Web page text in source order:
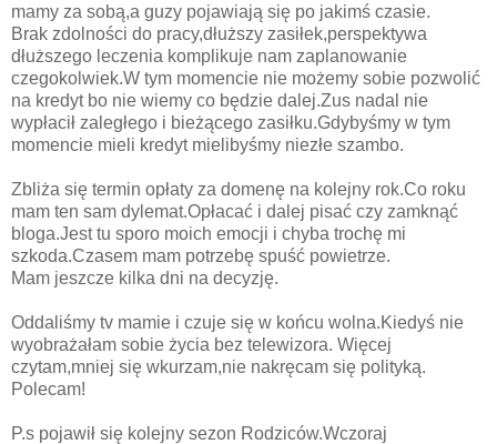
mamy za sobą,a guzy pojawiają się po jakimś czasie.
Brak zdolności do pracy,dłuższy zasiłek,perspektywa
dłuższego leczenia komplikuje nam zaplanowanie
czegokolwiek.W tym momencie nie możemy sobie pozwolić
na kredyt bo nie wiemy co będzie dalej.Zus nadal nie
wypłacił zaległego i bieżącego zasiłku.Gdybyśmy w tym
momencie mieli kredyt mielibyśmy niezłe szambo.
Zbliża się termin opłaty za domenę na kolejny rok.Co roku
mam ten sam dylemat.Opłacać i dalej pisać czy zamknąć
bloga.Jest tu sporo moich emocji i chyba trochę mi
szkoda.Czasem mam potrzebę spuść powietrze.
Mam jeszcze kilka dni na decyzję.
Oddaliśmy tv mamie i czuje się w końcu wolna.Kiedyś nie
wyobrażałam sobie życia bez telewizora. Więcej
czytam,mniej się wkurzam,nie nakręcam się polityką.
Polecam!
P.s pojawił się kolejny sezon Rodziców.Wczoraj